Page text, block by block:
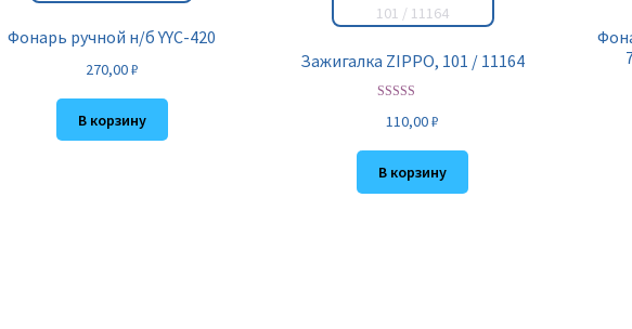
Фонарь ручной н/б YYC-420
270,00₽
В корзину
Зажигалка ZIPPO, 101 / 11164
из 5
110,00₽
В корзину